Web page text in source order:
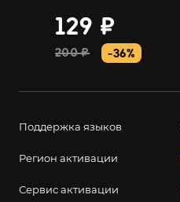
129 ₽
200 ₽ -36%
Поддержка языков
Регион активации
Сервис активации